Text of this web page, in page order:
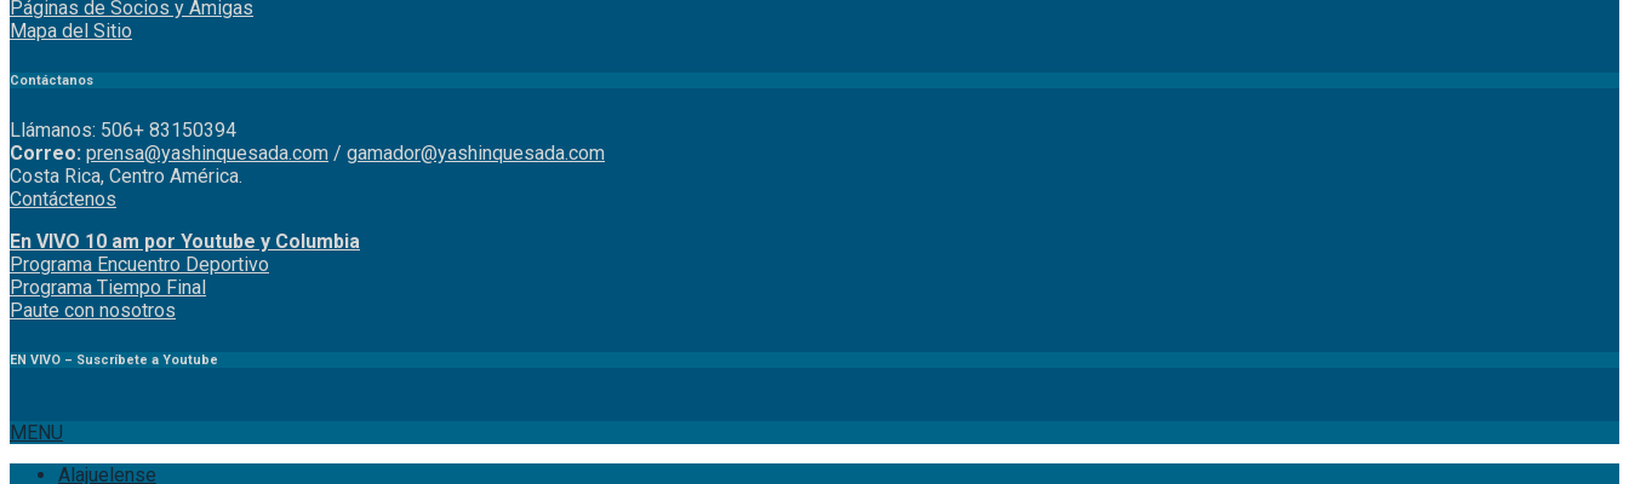
Páginas de Socios y Amigas
Mapa del Sitio
Contáctanos
Llámanos: 506+ 83150394
Correo: prensa@yashinquesada.com / gamador@yashinquesada.com
Costa Rica, Centro América.
Contáctenos
En VIVO 10 am por Youtube y Columbia
Programa Encuentro Deportivo
Programa Tiempo Final
Paute con nosotros
EN VIVO – Suscríbete a Youtube
MENU
Alajuelense